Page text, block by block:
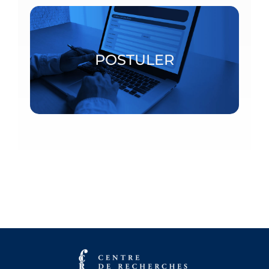
POSTULER
Bourses postdoctorales et chercheurs invités
POSTULER